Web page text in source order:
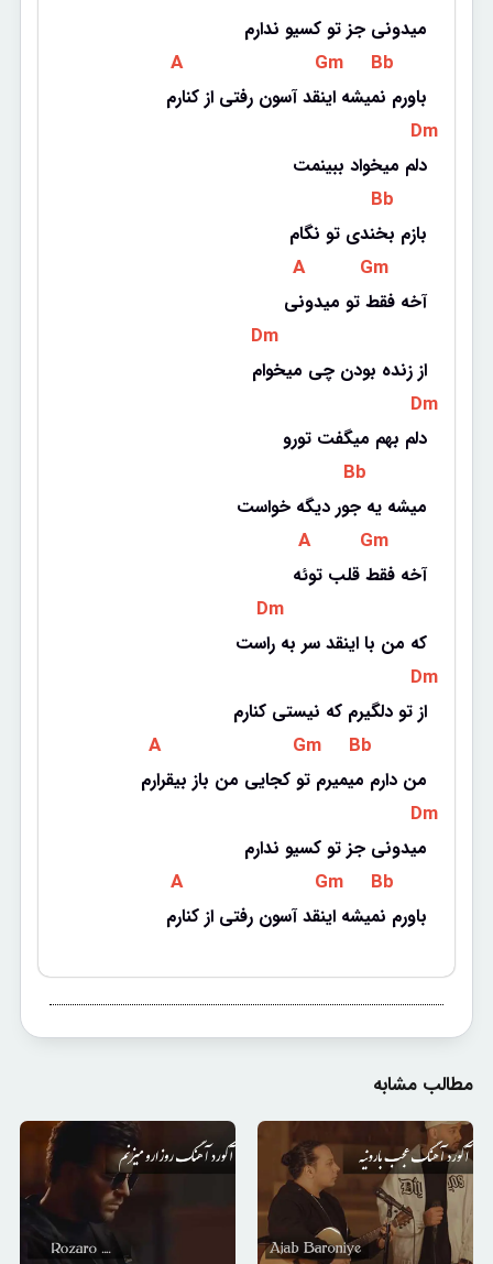
میدونی جز تو کسیو ندارم
A Gm Bb
باورم نمیشه اینقد آسون رفتی از کنارم
Dm
دلم میخواد ببینمت
Bb
بازم بخندی تو نگام
A Gm
آخه فقط تو میدونی
Dm
از زنده بودن چی میخوام
Dm
دلم بهم میگفت تورو
Bb
میشه یه جور دیگه خواست
A Gm
آخه فقط قلب توئه
Dm
که من با اینقد سر به راست
Dm
از تو دلگیرم که نیستی کنارم
A Gm Bb
من دارم میمیرم تو کجایی من باز بیقرارم
Dm
میدونی جز تو کسیو ندارم
A Gm Bb
باورم نمیشه اینقد آسون رفتی از کنارم
مطالب مشابه